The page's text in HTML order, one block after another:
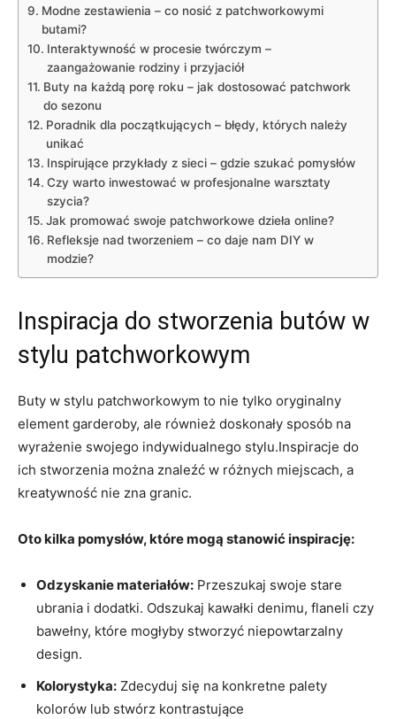
Modne zestawienia – co nosić z patchworkowymi
butami?
Interaktywność w procesie twórczym –
zaangażowanie rodziny i przyjaciół
Buty na każdą porę roku – jak dostosować patchwork
do sezonu
Poradnik dla początkujących – błędy, których należy
unikać
Inspirujące przykłady z sieci – gdzie szukać pomysłów
Czy warto inwestować w profesjonalne warsztaty
szycia?
Jak promować swoje patchworkowe dzieła online?
Refleksje nad tworzeniem – co daje nam DIY w
modzie?
Inspiracja do stworzenia butów w
stylu patchworkowym
Buty w stylu patchworkowym to nie tylko oryginalny
element garderoby, ale również doskonały sposób na
wyrażenie swojego indywidualnego stylu.Inspiracje do
ich stworzenia można znaleźć w różnych miejscach, a
kreatywność nie zna granic.
Oto kilka pomysłów, które mogą stanowić inspirację:
Odzyskanie materiałów: Przeszukaj swoje stare
ubrania i dodatki. Odszukaj kawałki denimu, flaneli czy
bawełny, które mogłyby stworzyć niepowtarzalny
design.
Kolorystyka: Zdecyduj się na konkretne palety
kolorów lub stwórz kontrastujące